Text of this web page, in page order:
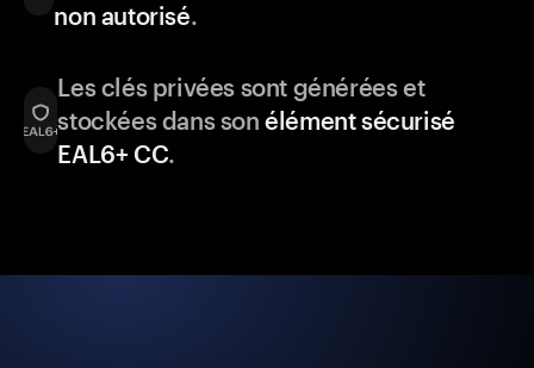
non autorisé.
Les clés privées sont générées et
stockées dans sonélément sécurisé
EAL6+ CC.